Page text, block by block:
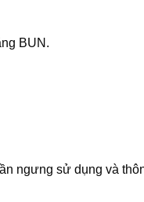
BUN.
ngưng sử dụng và